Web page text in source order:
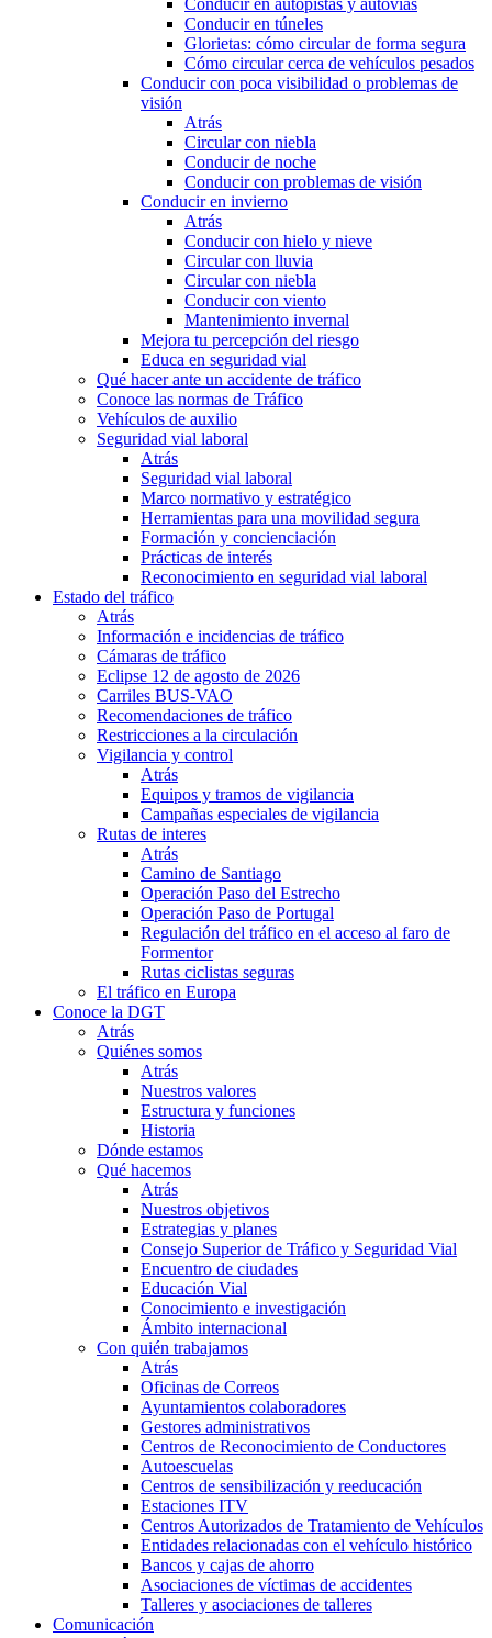
Conducir en autopistas y autovías
Conducir en túneles
Glorietas: cómo circular de forma segura
Cómo circular cerca de vehículos pesados
Conducir con poca visibilidad o problemas de
visión
Atrás
Circular con niebla
Conducir de noche
Conducir con problemas de visión
Conducir en invierno
Atrás
Conducir con hielo y nieve
Circular con lluvia
Circular con niebla
Conducir con viento
Mantenimiento invernal
Mejora tu percepción del riesgo
Educa en seguridad vial
Qué hacer ante un accidente de tráfico
Conoce las normas de Tráfico
Vehículos de auxilio
Seguridad vial laboral
Atrás
Seguridad vial laboral
Marco normativo y estratégico
Herramientas para una movilidad segura
Formación y concienciación
Prácticas de interés
Reconocimiento en seguridad vial laboral
Estado del tráfico
Atrás
Información e incidencias de tráfico
Cámaras de tráfico
Eclipse 12 de agosto de 2026
Carriles BUS-VAO
Recomendaciones de tráfico
Restricciones a la circulación
Vigilancia y control
Atrás
Equipos y tramos de vigilancia
Campañas especiales de vigilancia
Rutas de interes
Atrás
Camino de Santiago
Operación Paso del Estrecho
Operación Paso de Portugal
Regulación del tráfico en el acceso al faro de
Formentor
Rutas ciclistas seguras
El tráfico en Europa
Conoce la DGT
Atrás
Quiénes somos
Atrás
Nuestros valores
Estructura y funciones
Historia
Dónde estamos
Qué hacemos
Atrás
Nuestros objetivos
Estrategias y planes
Consejo Superior de Tráfico y Seguridad Vial
Encuentro de ciudades
Educación Vial
Conocimiento e investigación
Ámbito internacional
Con quién trabajamos
Atrás
Oficinas de Correos
Ayuntamientos colaboradores
Gestores administrativos
Centros de Reconocimiento de Conductores
Autoescuelas
Centros de sensibilización y reeducación
Estaciones ITV
Centros Autorizados de Tratamiento de Vehículos
Entidades relacionadas con el vehículo histórico
Bancos y cajas de ahorro
Asociaciones de víctimas de accidentes
Talleres y asociaciones de talleres
Comunicación